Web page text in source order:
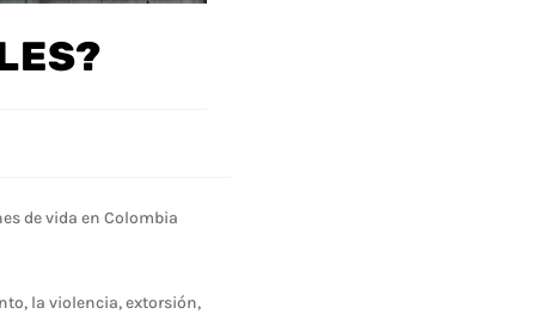
de vida en Colombia
la violencia, extorsión,